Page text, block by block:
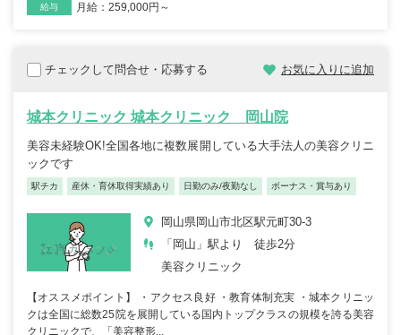
給与 月給：259,000円～
チェックして問合せ・応募する お気に入りに追加
城本クリニック 城本クリニック 岡山院
美容未経験OK!全国各地に複数展開している大手法人の美容クリニ
ックです
駅チカ 産休・育休取得実績あり 日勤のみ/夜勤なし ボーナス・賞与あり
岡山県岡山市北区駅元町30-3
「岡山」駅より 徒歩2分
美容クリニック
【オススメポイント】 ・アクセス良好 ・教育体制充実 ・城本クリニッ
クは全国に総数25院を展開している国内トップクラスの規模を誇る美容
クリニックで、「美容整形...